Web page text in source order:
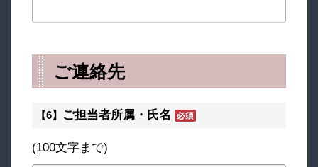
ご連絡先
【6】 ご担当者所属・氏名
(100文字まで)